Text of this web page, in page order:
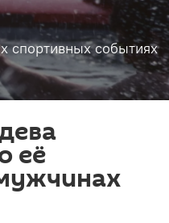
спортивных событиях
её